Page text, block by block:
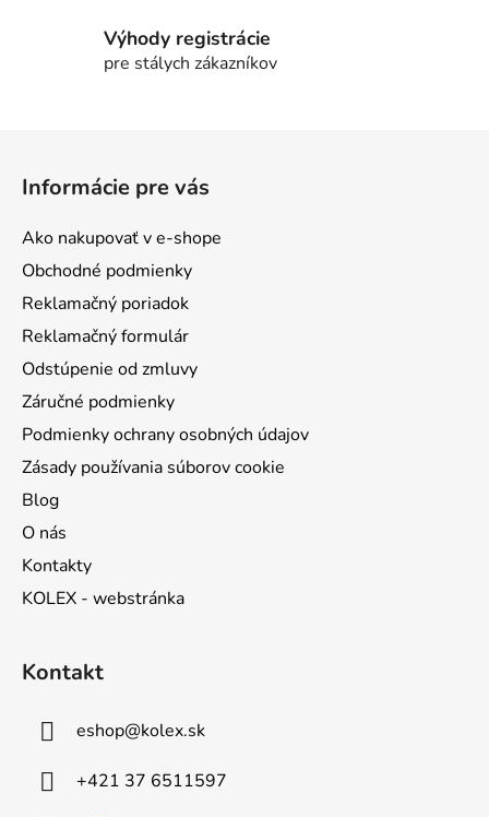
v
k
Výhody registrácie
pre stálych zákazníkov
Informácie pre vás
Ako nakupovať v e-shope
Obchodné podmienky
Reklamačný poriadok
Reklamačný formulár
Odstúpenie od zmluvy
Záručné podmienky
Podmienky ochrany osobných údajov
Zásady používania súborov cookie
Blog
O nás
Kontakty
KOLEX - webstránka
Kontakt
eshop@kolex.sk
+421 37 6511597